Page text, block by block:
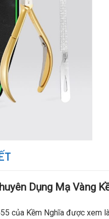
Dụng Mạ Vàng
của Kềm Nghĩa được xem